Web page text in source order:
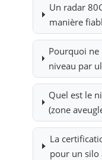
Un radar
manière
Pourquoi ne
niveau par
Quel est le
(zone
La
pour un silo